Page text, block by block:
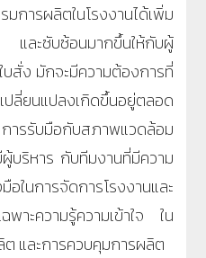
การผลิตในโรงงานได้เพิ่ม
ละซับซ้อนมากขึ้นให้กับผู้
บสั่ง มักจะมีความต้องการที่
ยนแปลงเกิดขึ้นอยู่ตลอด
ารรับมือกับสภาพแวดล้อม
บริหาร กับทีมงานที่มีความ
อในการจัดการโรงงานและ
าะความรู้ความเข้าใจ ใน
และการควบคุมการผลิต